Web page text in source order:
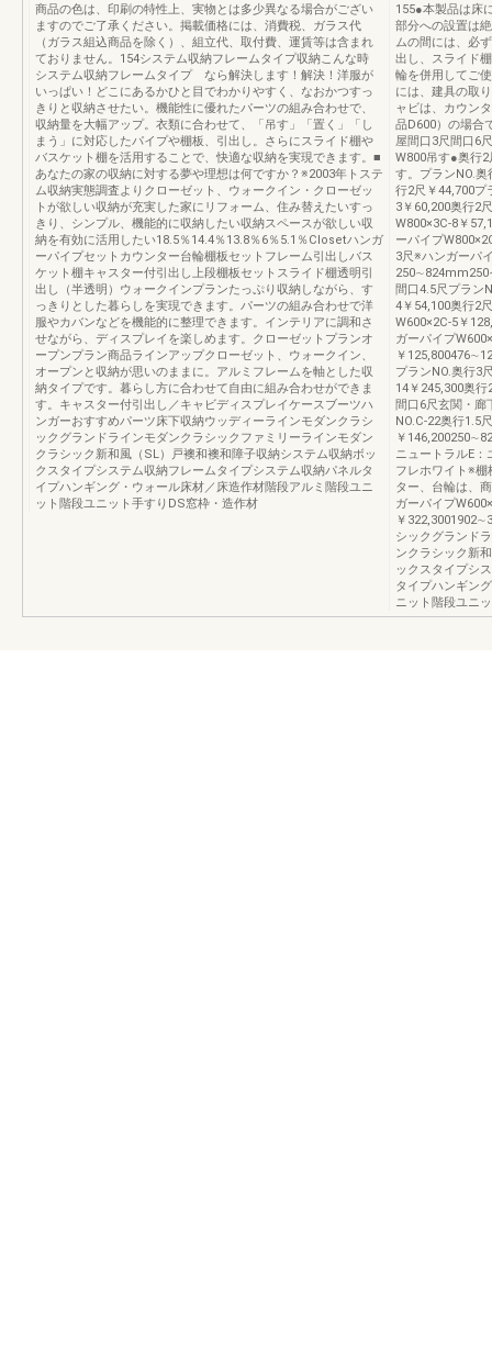
商品の色は、印刷の特性上、実物とは多少異なる場合がござい
ますのでご了承ください。掲載価格には、消費税、ガラス代
（ガラス組込商品を除く）、組立代、取付費、運賃等は含まれ
ておりません。154システム収納フレームタイプ収納こんな時
システム収納フレームタイプ なら解決します！解決！洋服が
いっぱい！どこにあるかひと目でわかりやすく、なおかつすっ
きりと収納させたい。機能性に優れたパーツの組み合わせで、
収納量を大幅アップ。衣類に合わせて、「吊す」「置く」「し
まう」に対応したパイプや棚板、引出し。さらにスライド棚や
バスケット棚を活用することで、快適な収納を実現できます。■
あなたの家の収納に対する夢や理想は何ですか？※2003年トステ
ム収納実態調査よりクローゼット、ウォークイン・クローゼッ
トが欲しい収納が充実した家にリフォーム、住み替えたいすっ
きり、シンプル、機能的に収納したい収納スペースが欲しい収
納を有効に活用したい18.5％14.4％13.8％6％5.1％Closetハンガ
ーパイプセットカウンター台輪棚板セットフレーム引出しバス
ケット棚キャスター付引出し上段棚板セットスライド棚透明引
出し（半透明）ウォークインプランたっぷり収納しながら、す
っきりとした暮らしを実現できます。パーツの組み合わせで洋
服やカバンなどを機能的に整理できます。インテリアに調和さ
せながら、ディスプレイを楽しめます。クローゼットプランオ
ープンプラン商品ラインアップクローゼット、ウォークイン、
オープンと収納が思いのままに。アルミフレームを軸とした収
納タイプです。暮らし方に合わせて自由に組み合わせができま
す。キャスター付引出し／キャビディスプレイケースブーツハ
ンガーおすすめパーツ床下収納ウッディーラインモダンクラシ
ックグランドラインモダンクラシックファミリーラインモダン
クラシック新和風（SL）戸襖和襖和障子収納システム収納ボッ
クスタイプシステム収納フレームタイプシステム収納パネルタ
イプハンギング・ウォール床材／床造作材階段アルミ階段ユニ
ット階段ユニット手すりDS窓枠・造作材
155●本製品は床
部分への設置は
ムの間には、必
出し、スライド
輪を併用してご
には、建具の取
ャビは、カウン
品D600）の場合
屋間口3尺間口6
W800吊す●奥行
す。プランNO.
行2尺￥44,700プ
3￥60,200奥行2
W800×3C-8￥
ーパイプ
3尺※ハンガーパ
間口4.5尺プラン
4￥54,100奥行2
W600×2C-5￥
ガーパイプ
￥
プランNO.奥行3
14￥245,300奥
間口6尺玄関・廊
NO.C-22奥行1.5
￥
ニュートラルE
フレホワイト※棚
ター、台輪は、
ガーパイプ
￥
シックグランド
ンクラシック新
ックスタイプシ
タイプハンギン
ニット階段ユニ